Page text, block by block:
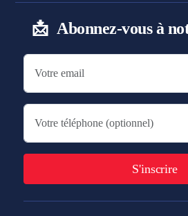
📩 Abonnez-vous à
S'inscrire